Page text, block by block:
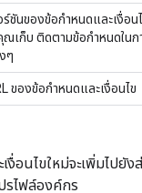
ร์ชันของข้อกำหนดและเงื่อน
ณเก็บ ติดตามข้อกำหนดในก
ๆ
ของข้อกำหนดและเงื่อนไข
งื่อนไขใหม่จะเพิ่มไปยั
รไฟล์องค์กร